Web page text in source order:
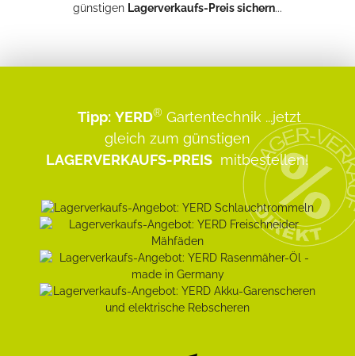
günstigen Lagerverkaufs-Preis sichern...
Tipp: YERD® Gartentechnik ...jetzt
gleich zum günstigen
LAGERVERKAUFS-PREIS mitbestellen!